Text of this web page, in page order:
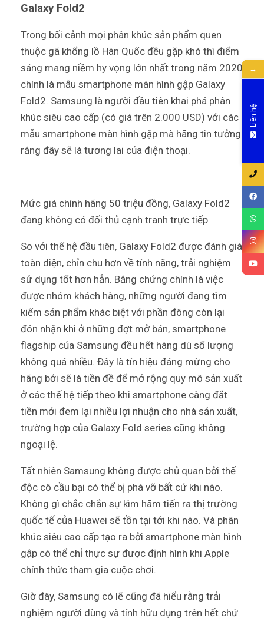
Galaxy Fold2
Trong bối cảnh mọi phân khúc sản phẩm quen
thuộc gã khổng lồ Hàn Quốc đều gặp khó thì điểm
sáng mang niềm hy vọng lớn nhất trong năm 2020
chính là mẫu smartphone màn hình gập Galaxy
Fold2. Samsung là người đầu tiên khai phá phân
khúc siêu cao cấp (có giá trên 2.000 USD) với các
mẫu smartphone màn hình gập mà hãng tin tưởng
rằng đây sẽ là tương lai của điện thoại.
Mức giá chính hãng 50 triệu đồng, Galaxy Fold2
đang không có đối thủ cạnh tranh trực tiếp
So với thế hệ đầu tiên, Galaxy Fold2 được đánh giá
toàn diện, chỉn chu hơn về tính năng, trải nghiệm
sử dụng tốt hơn hẳn. Bằng chứng chính là việc
được nhóm khách hàng, những người đang tìm
kiếm sản phẩm khác biệt với phần đông còn lại
đón nhận khi ở những đợt mở bán, smartphone
flagship của Samsung đều hết hàng dù số lượng
không quá nhiều. Đây là tín hiệu đáng mừng cho
hãng bởi sẽ là tiền đề để mở rộng quy mô sản xuất
ở các thế hệ tiếp theo khi smartphone càng đắt
tiền mới đem lại nhiều lợi nhuận cho nhà sản xuất,
trường hợp của Galaxy Fold series cũng không
ngoại lệ.
Tất nhiên Samsung không được chủ quan bởi thế
độc cô cầu bại có thể bị phá vỡ bất cứ khi nào.
Không gì chắc chắn sự kìm hãm tiến ra thị trường
quốc tế của Huawei sẽ tồn tại tới khi nào. Và phân
khúc siêu cao cấp tạo ra bởi smartphone màn hình
gập có thể chỉ thực sự được định hình khi Apple
chính thức tham gia cuộc chơi.
Giờ đây, Samsung có lẽ cũng đã hiểu rằng trải
nghiệm người dùng và tính hữu dụng trên hết chứ
→
Liên hệ